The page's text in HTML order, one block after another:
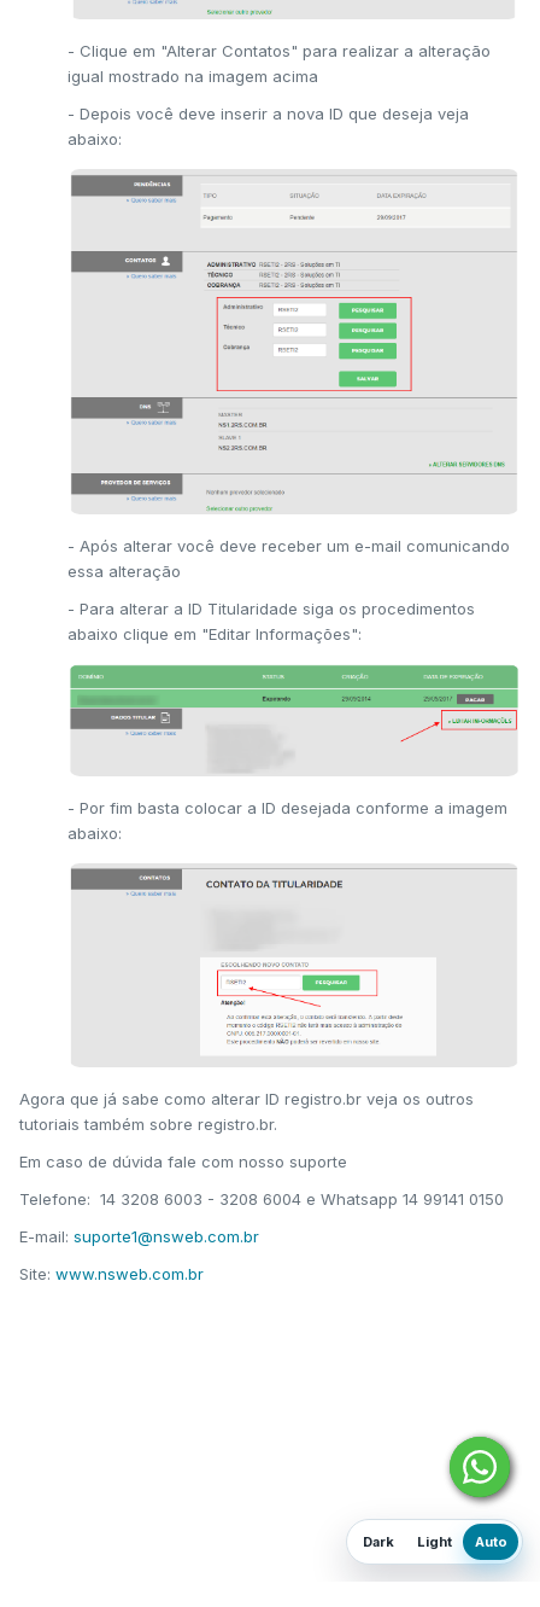
- Clique em "Alterar Contatos" para realizar a alteração
igual mostrado na imagem acima
- Depois você deve inserir a nova ID que deseja veja
abaixo:
- Após alterar você deve receber um e-mail comunicando
essa alteração
- Para alterar a ID Titularidade siga os procedimentos
abaixo clique em "Editar Informações":
- Por fim basta colocar a ID desejada conforme a imagem
abaixo:
Agora que já sabe como alterar ID registro.br veja os outros
tutoriais também sobre registro.br.
Em caso de dúvida fale com nosso suporte
Telefone: 14 3208 6003 - 3208 6004 e Whatsapp 14 99141 0150
E-mail: suporte1@nsweb.com.br
Site: www.nsweb.com.br
Dark Light Auto